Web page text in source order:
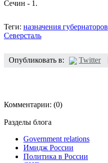
Сечин - 1.
Теги: назначения губернаторов
Северсталь
Опубликовать в: Twitter
Комментарии: (0)
Разделы блога
Government relations
Имидж России
Политика в России